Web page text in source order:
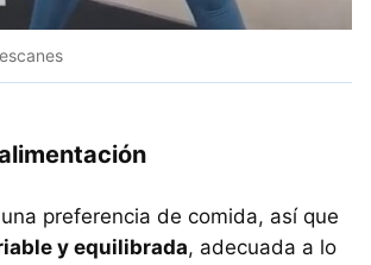
preferencia de comida, así que
y equilibrada, adecuada a lo